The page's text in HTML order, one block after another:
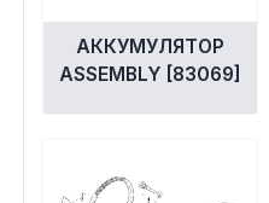
АККУМУЛЯТОР
ASSEMBLY [83069]